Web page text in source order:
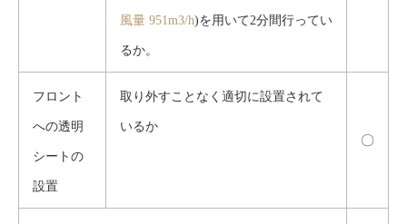
風量 951m3/h)を用いて2分間行ってい
るか。
フロント
への透明
シートの
設置
取り外すことなく適切に設置されて
いるか
〇